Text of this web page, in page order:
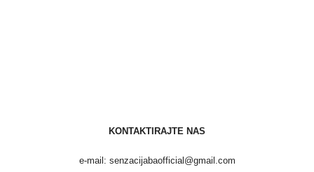
KONTAKTIRAJTE NAS
e-mail: senzacijabaofficial@gmail.com